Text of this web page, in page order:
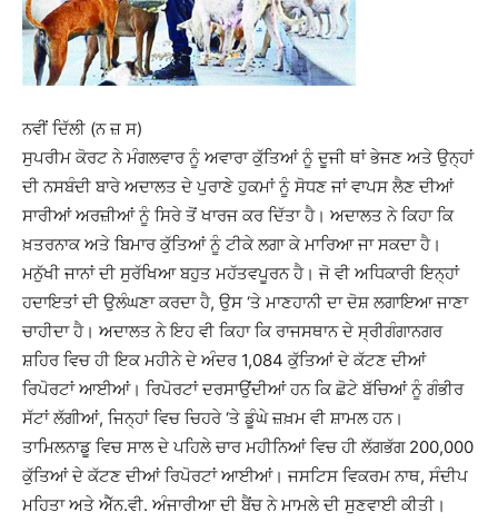
ਨਵੀਂ ਦਿੱਲੀ (ਨ ਜ਼ ਸ)
ਸੁਪਰੀਮ ਕੋਰਟ ਨੇ ਮੰਗਲਵਾਰ ਨੂੰ ਅਵਾਰਾ ਕੁੱਤਿਆਂ ਨੂੰ ਦੂਜੀ ਥਾਂ ਭੇਜਣ ਅਤੇ ਉਨ੍ਹਾਂ
ਦੀ ਨਸਬੰਦੀ ਬਾਰੇ ਅਦਾਲਤ ਦੇ ਪੁਰਾਣੇ ਹੁਕਮਾਂ ਨੂੰ ਸੋਧਣ ਜਾਂ ਵਾਪਸ ਲੈਣ ਦੀਆਂ
ਸਾਰੀਆਂ ਅਰਜ਼ੀਆਂ ਨੂੰ ਸਿਰੇ ਤੋਂ ਖਾਰਜ ਕਰ ਦਿੱਤਾ ਹੈ। ਅਦਾਲਤ ਨੇ ਕਿਹਾ ਕਿ
ਖ਼ਤਰਨਾਕ ਅਤੇ ਬਿਮਾਰ ਕੁੱਤਿਆਂ ਨੂੰ ਟੀਕੇ ਲਗਾ ਕੇ ਮਾਰਿਆ ਜਾ ਸਕਦਾ ਹੈ।
ਮਨੁੱਖੀ ਜਾਨਾਂ ਦੀ ਸੁਰੱਖਿਆ ਬਹੁਤ ਮਹੱਤਵਪੂਰਨ ਹੈ। ਜੋ ਵੀ ਅਧਿਕਾਰੀ ਇਨ੍ਹਾਂ
ਹਦਾਇਤਾਂ ਦੀ ਉਲੰਘਣਾ ਕਰਦਾ ਹੈ, ਉਸ ‘ਤੇ ਮਾਣਹਾਨੀ ਦਾ ਦੋਸ਼ ਲਗਾਇਆ ਜਾਣਾ
ਚਾਹੀਦਾ ਹੈ। ਅਦਾਲਤ ਨੇ ਇਹ ਵੀ ਕਿਹਾ ਕਿ ਰਾਜਸਥਾਨ ਦੇ ਸ੍ਰੀਗੰਗਾਨਗਰ
ਸ਼ਹਿਰ ਵਿਚ ਹੀ ਇਕ ਮਹੀਨੇ ਦੇ ਅੰਦਰ 1,084 ਕੁੱਤਿਆਂ ਦੇ ਕੱਟਣ ਦੀਆਂ
ਰਿਪੋਰਟਾਂ ਆਈਆਂ। ਰਿਪੋਰਟਾਂ ਦਰਸਾਉਂਦੀਆਂ ਹਨ ਕਿ ਛੋਟੇ ਬੱਚਿਆਂ ਨੂੰ ਗੰਭੀਰ
ਸੱਟਾਂ ਲੱਗੀਆਂ, ਜਿਨ੍ਹਾਂ ਵਿਚ ਚਿਹਰੇ ‘ਤੇ ਡੂੰਘੇ ਜ਼ਖ਼ਮ ਵੀ ਸ਼ਾਮਲ ਹਨ।
ਤਾਮਿਲਨਾਡੂ ਵਿਚ ਸਾਲ ਦੇ ਪਹਿਲੇ ਚਾਰ ਮਹੀਨਿਆਂ ਵਿਚ ਹੀ ਲੱਗਭੱਗ 200,000
ਕੁੱਤਿਆਂ ਦੇ ਕੱਟਣ ਦੀਆਂ ਰਿਪੋਰਟਾਂ ਆਈਆਂ। ਜਸਟਿਸ ਵਿਕਰਮ ਨਾਥ, ਸੰਦੀਪ
ਮਹਿਤਾ ਅਤੇ ਐੱਨ.ਵੀ. ਅੰਜਾਰੀਆ ਦੀ ਬੈਂਚ ਨੇ ਮਾਮਲੇ ਦੀ ਸੁਣਵਾਈ ਕੀਤੀ।